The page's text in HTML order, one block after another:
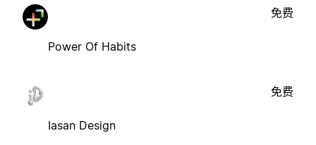
Power Of Habits
免费
Iasan Design
免费